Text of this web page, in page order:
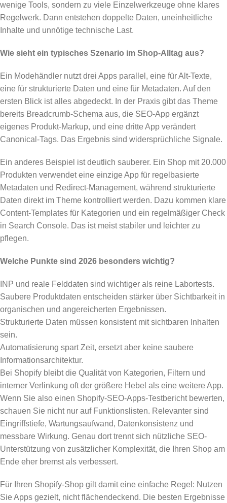
wenige Tools, sondern zu viele Einzelwerkzeuge ohne klares
Regelwerk. Dann entstehen doppelte Daten, uneinheitliche
Inhalte und unnötige technische Last.
Wie sieht ein typisches Szenario im Shop-Alltag aus?
Ein Modehändler nutzt drei Apps parallel, eine für Alt-Texte,
eine für strukturierte Daten und eine für Metadaten. Auf den
ersten Blick ist alles abgedeckt. In der Praxis gibt das Theme
bereits Breadcrumb-Schema aus, die SEO-App ergänzt
eigenes Produkt-Markup, und eine dritte App verändert
Canonical-Tags. Das Ergebnis sind widersprüchliche Signale.
Ein anderes Beispiel ist deutlich sauberer. Ein Shop mit 20.000
Produkten verwendet eine einzige App für regelbasierte
Metadaten und Redirect-Management, während strukturierte
Daten direkt im Theme kontrolliert werden. Dazu kommen klare
Content-Templates für Kategorien und ein regelmäßiger Check
in Search Console. Das ist meist stabiler und leichter zu
pflegen.
Welche Punkte sind 2026 besonders wichtig?
INP und reale Felddaten sind wichtiger als reine Labortests.
Saubere Produktdaten entscheiden stärker über Sichtbarkeit in
organischen und angereicherten Ergebnissen.
Strukturierte Daten müssen konsistent mit sichtbaren Inhalten
sein.
Automatisierung spart Zeit, ersetzt aber keine saubere
Informationsarchitektur.
Bei Shopify bleibt die Qualität von Kategorien, Filtern und
interner Verlinkung oft der größere Hebel als eine weitere App.
Wenn Sie also einen Shopify-SEO-Apps-Testbericht bewerten,
schauen Sie nicht nur auf Funktionslisten. Relevanter sind
Eingriffstiefe, Wartungsaufwand, Datenkonsistenz und
messbare Wirkung. Genau dort trennt sich nützliche SEO-
Unterstützung von zusätzlicher Komplexität, die Ihren Shop am
Ende eher bremst als verbessert.
Für Ihren Shopify-Shop gilt damit eine einfache Regel: Nutzen
Sie Apps gezielt, nicht flächendeckend. Die besten Ergebnisse